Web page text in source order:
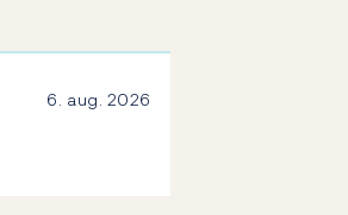
6. aug. 2026